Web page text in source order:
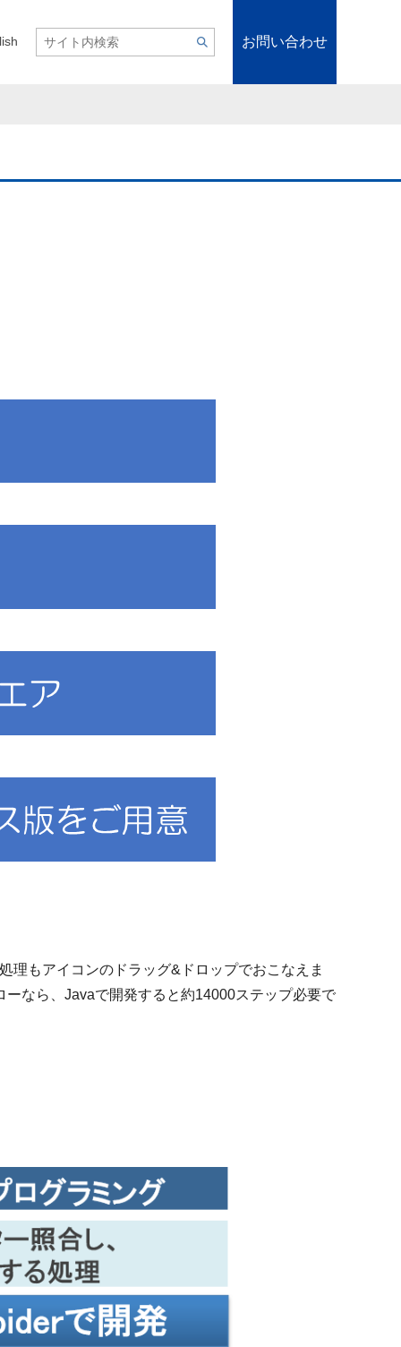
お問い合わせ
理もアイコンのドラッグ&ドロップでおこなえま
なら、Javaで開発すると約14000ステップ必要で